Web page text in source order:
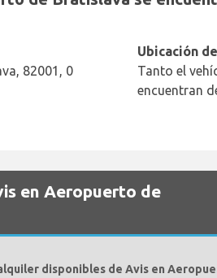
82001, 0
Ubicación
Tanto el
encuentran
en Aeropuerto de
disponibles de Avis en